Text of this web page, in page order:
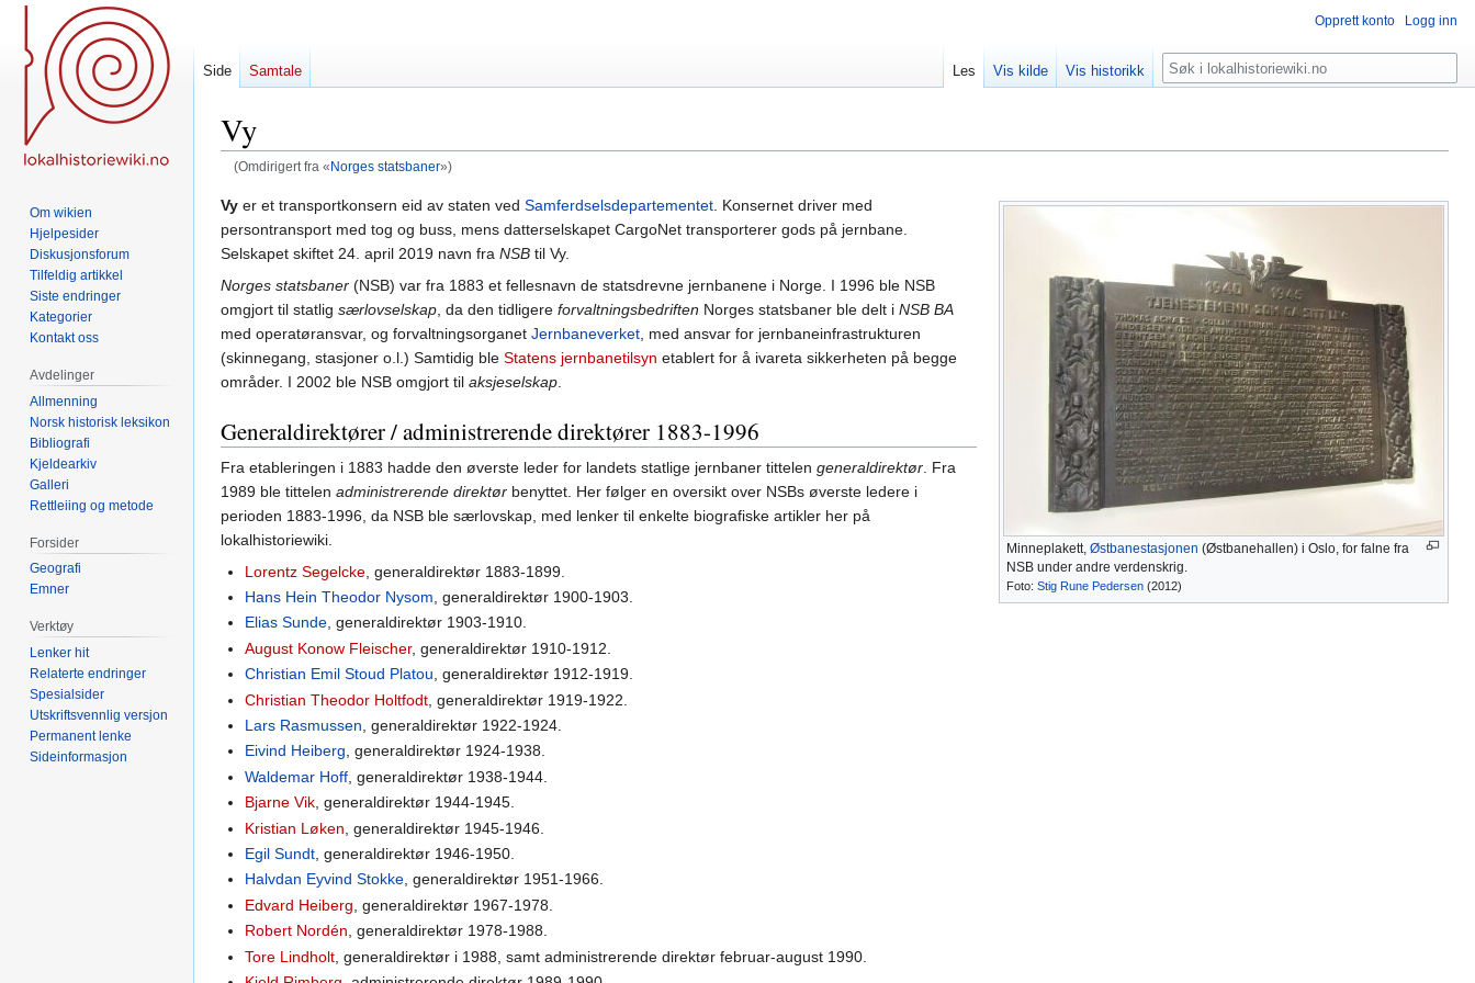
Vy
(Omdirigert fra « Norges statsbaner»)
Hopp
til
navigering
Hopp
til
søk
Minneplakett, Østbanestasjonen (Østbanehallen) i Oslo, for falne fra
NSB under andre verdenskrig.
Foto: Stig Rune Pedersen (2012)
Vy er et transportkonsern eid av staten ved Samferdselsdepartementet . Konsernet driver med
persontransport med tog og buss, mens datterselskapet CargoNet transporterer gods på jernbane.
Selskapet skiftet 24. april 2019 navn fra NSB til Vy.
Norges statsbaner (NSB) var fra 1883 et fellesnavn de statsdrevne jernbanene i Norge. I 1996 ble NSB
omgjort til statlig særlovselskap , da den tidligere forvaltningsbedriften Norges statsbaner ble delt i NSB BA
med operatøransvar, og forvaltningsorganet Jernbaneverket , med ansvar for jernbaneinfrastrukturen
(skinnegang, stasjoner o.l.) Samtidig ble Statens jernbanetilsyn etablert for å ivareta sikkerheten på begge
områder. I 2002 ble NSB omgjort til aksjeselskap
Generaldirektører / administrerende direktører 1883-1996
Fra etableringen i 1883 hadde den øverste leder for landets statlige jernbaner tittelen generaldirektør . Fra
1989 ble tittelen administrerende direktør benyttet. Her følger en oversikt over NSBs øverste ledere i
perioden 1883-1996, da NSB ble særlovskap, med lenker til enkelte biografiske artikler her på
lokalhistoriewiki.
Lorentz Segelcke , generaldirektør 1883-1899.
Hans Hein Theodor Nysom , generaldirektør 1900-1903.
Elias Sunde, generaldirektør 1903-1910.
August Konow Fleischer, generaldirektør 1910-1912.
Christian Emil Stoud Platou, generaldirektør 1912-1919.
Christian Theodor Holtfodt , generaldirektør 1919-1922.
Lars Rasmussen , generaldirektør 1922-1924.
Eivind Heiberg, generaldirektør 1924-1938.
Waldemar Hoff , generaldirektør 1938-1944.
Bjarne Vik , generaldirektør 1944-1945.
Kristian Løken , generaldirektør 1945-1946.
Egil Sundt , generaldirektør 1946-1950.
Halvdan Eyvind Stokke, generaldirektør 1951-1966.
Edvard Heiberg , generaldirektør 1967-1978.
Robert Nordén , generaldirektør 1978-1988.
Tore Lindholt , generaldirektør i 1988, samt administrerende direktør februar-august 1990.
Opprett konto Logg inn
Side Samtale Les Vis kilde Vis historikk Søk
Om wikien
Hjelpesider
Diskusjonsforum
Tilfeldig artikkel
Siste endringer
Kategorier
Kontakt oss
Avdelinger
Allmenning
Norsk historisk leksikon
Bibliografi
Kjeldearkiv
Galleri
Rettleiing og metode
Forsider
Geografi
Emner
Verktøy
Lenker hit
Relaterte endringer
Spesialsider
Utskriftsvennlig versjon
Permanent lenke
Sideinformasjon